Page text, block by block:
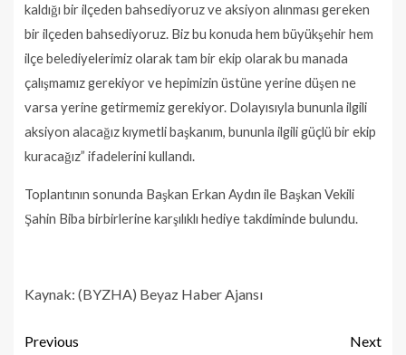
kaldığı bir ilçeden bahsediyoruz ve aksiyon alınması gereken
bir ilçeden bahsediyoruz. Biz bu konuda hem büyükşehir hem
ilçe belediyelerimiz olarak tam bir ekip olarak bu manada
çalışmamız gerekiyor ve hepimizin üstüne yerine düşen ne
varsa yerine getirmemiz gerekiyor. Dolayısıyla bununla ilgili
aksiyon alacağız kıymetli başkanım, bununla ilgili güçlü bir ekip
kuracağız” ifadelerini kullandı.
Toplantının sonunda Başkan Erkan Aydın ile Başkan Vekili
Şahin Biba birbirlerine karşılıklı hediye takdiminde bulundu.
Kaynak: (BYZHA) Beyaz Haber Ajansı
Previous
Next